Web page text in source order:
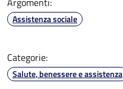
Assistenza sociale
Categorie:
Salute, benessere e assistenza